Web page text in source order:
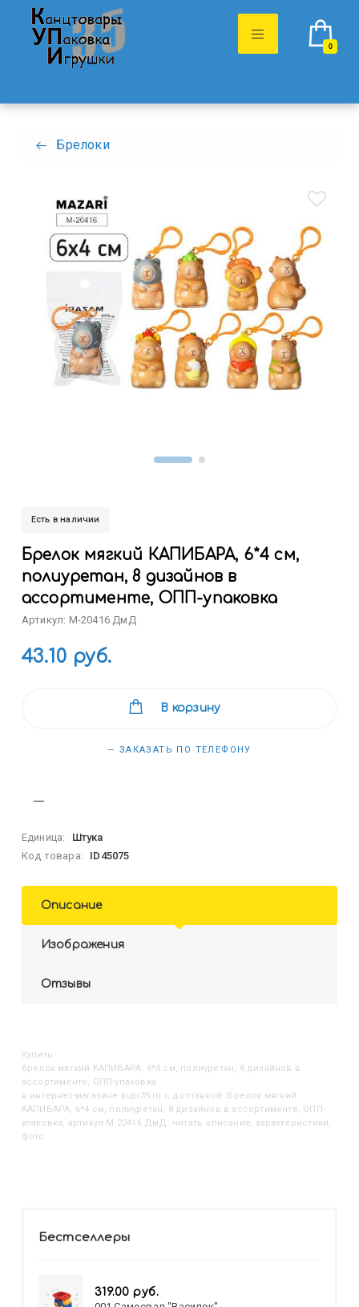
0
Брелоки
Есть в наличии
Брелок мягкий КАПИБАРА, 6*4 см,
полиуретан, 8 дизайнов в
ассортименте, ОПП-упаковка
Артикул: M-20416 ДмД
43.10 руб.
В корзину
— ЗАКАЗАТЬ ПО ТЕЛЕФОНУ
Единица:
Штука
Код товара:
ID45075
Описание
Изображения
Отзывы
Купить
Брелок мягкий КАПИБАРА, 6*4 см, полиуретан, 8 дизайнов в
ассортименте, ОПП-упаковка
в интернет-магазине kupi35.ru с доставкой. Брелок мягкий
КАПИБАРА, 6*4 см, полиуретан, 8 дизайнов в ассортименте, ОПП-
упаковка, артикул M-20416 ДмД: читать описание, характеристики,
фото
Бестселлеры
319.00 руб.